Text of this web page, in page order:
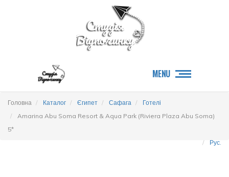
MENU
Головна Каталог Єгипет Сафага
Готелі
Amarina Abu Soma Resort & Aqua Park (Riviera Plaza Abu Soma)
5*
Рус.